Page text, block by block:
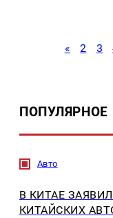
« 2 3
ПОПУЛЯРНОЕ
Авто
В КИТАЕ
КИТАЙСКИХ